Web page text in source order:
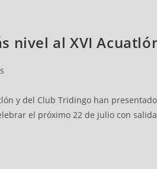
nivel al XVI
y del Club Tridingo han
el próximo 22 de julio con